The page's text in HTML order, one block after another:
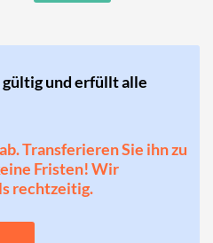
und erfüllt alle
Transferieren Sie ihn zu
Fristen! Wir
rechtzeitig.